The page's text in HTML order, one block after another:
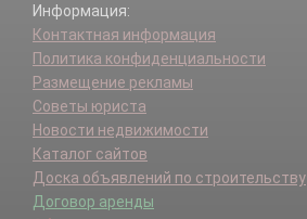
Информация:
Контактная информация
Политика конфиденциальности
Размещение рекламы
Советы юриста
Новости недвижимости
Каталог сайтов
Доска объявлений по строительству
Договор аренды